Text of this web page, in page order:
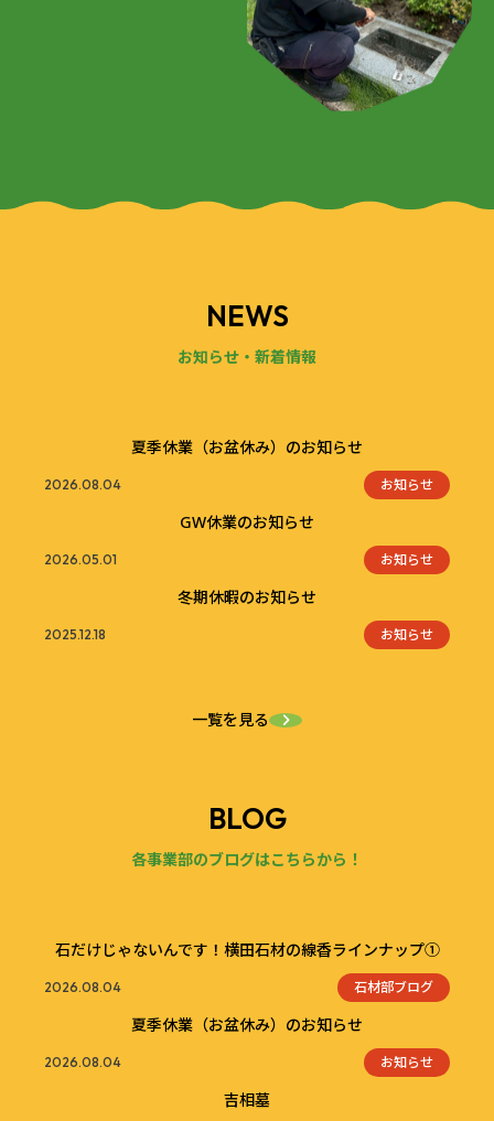
NEWS
お知らせ・新着情報
夏季休業（お盆休み）のお知らせ
2026.08.04 お知らせ
GW休業のお知らせ
2026.05.01 お知らせ
冬期休暇のお知らせ
2025.12.18 お知らせ
一覧を見る
BLOG
各事業部のブログはこちらから！
石だけじゃないんです！横田石材の線香ラインナップ①
2026.08.04 石材部ブログ
夏季休業（お盆休み）のお知らせ
2026.08.04 お知らせ
吉相墓